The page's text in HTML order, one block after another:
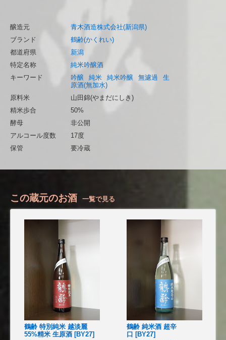
醸造元
青木酒造株式会社(新潟県)
ブランド
鶴齢(かくれい)
都道府県
新潟
特定名称
純米吟醸酒
キーワード
吟醸 純米 純米吟醸 無濾過
生
原酒(無加水)
原料米
山田錦(やまだにしき)
精米歩合
50%
酵母
非公開
アルコール度数
17度
保管
要冷蔵
この蔵元のお酒 一覧で見る
鶴齢 特別純米 越淡麗
55%精米 生原酒 [BY27]
鶴齢 純米酒 超辛
口 [BY27]